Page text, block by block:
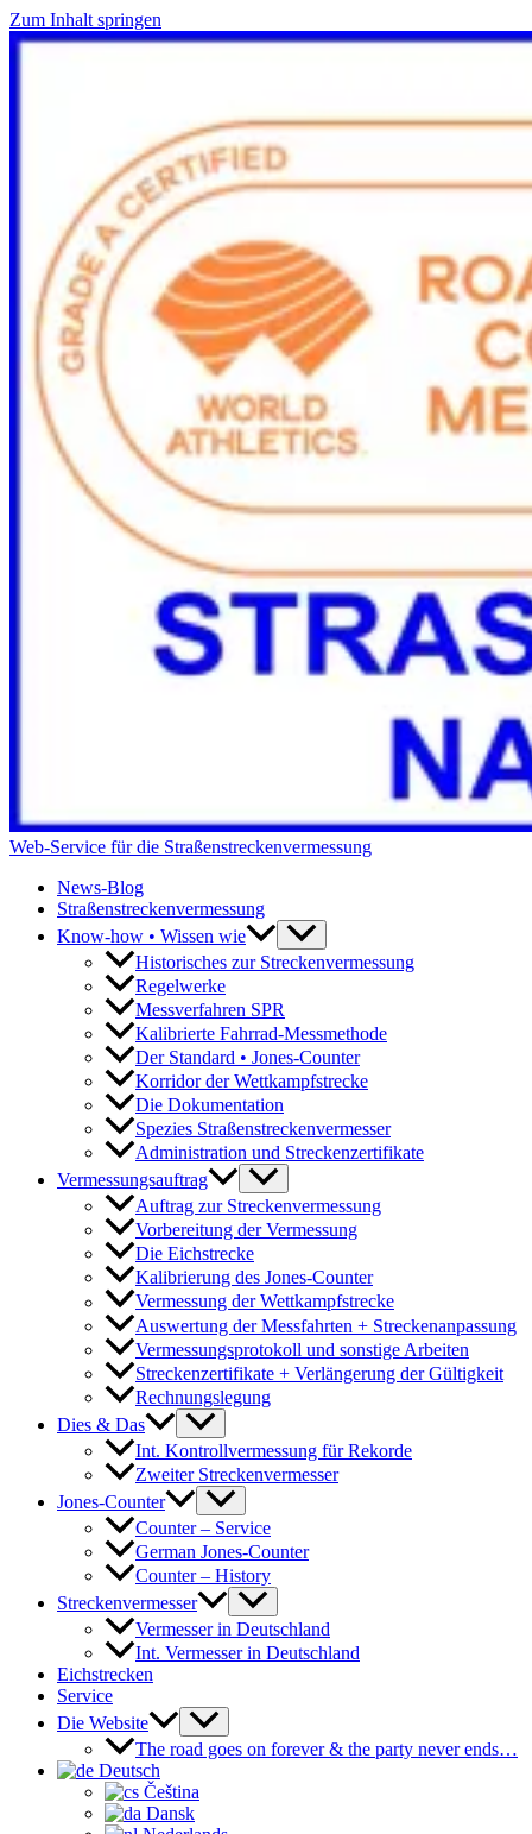
Zum Inhalt springen
Web-Service für die Straßenstreckenvermessung
News-Blog
Straßenstreckenvermessung
Know-how • Wissen wie
Historisches zur Streckenvermessung
Regelwerke
Messverfahren SPR
Kalibrierte Fahrrad-Messmethode
Der Standard • Jones-Counter
Korridor der Wettkampfstrecke
Die Dokumentation
Spezies Straßenstreckenvermesser
Administration und Streckenzertifikate
Vermessungsauftrag
Auftrag zur Streckenvermessung
Vorbereitung der Vermessung
Die Eichstrecke
Kalibrierung des Jones-Counter
Vermessung der Wettkampfstrecke
Auswertung der Messfahrten + Streckenanpassung
Vermessungsprotokoll und sonstige Arbeiten
Streckenzertifikate + Verlängerung der Gültigkeit
Rechnungslegung
Dies & Das
Int. Kontrollvermessung für Rekorde
Zweiter Streckenvermesser
Jones-Counter
Counter – Service
German Jones-Counter
Counter – History
Streckenvermesser
Vermesser in Deutschland
Int. Vermesser in Deutschland
Eichstrecken
Service
Die Website
The road goes on forever & the party never ends…
Deutsch
Čeština‎
Dansk